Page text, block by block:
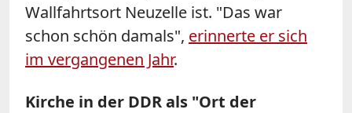
Wallfahrtsort Neuzelle ist. "Das war
schon schön damals", erinnerte er sich
im vergangenen Jahr.
Kirche in der DDR als "Ort der